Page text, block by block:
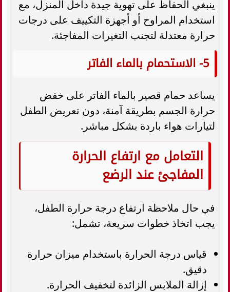
ينبغي الحفاظ على تهوية جيدة داخل المنزل، مع
استخدام المراوح أو أجهزة التكييف على درجات
حرارة معتدلة لتجنب التغيرات المفاجئة.
5- الاستحمام بالماء الفاتر
يساعد حمام قصير بالماء الفاتر على خفض
حرارة الجسم بطريقة آمنة، دون تعريض الطفل
لتيارات هواء باردة بشكل مباشر.
التعامل مع ارتفاع الحرارة
المفاجئ عند الرضع
في حال ملاحظة ارتفاع درجة حرارة الطفل،
يجب اتخاذ خطوات سريعة، تشمل:
قياس درجة الحرارة باستخدام ميزان حرارة
دقيق.
إزالة الملابس الزائدة لتخفيف الحرارة.